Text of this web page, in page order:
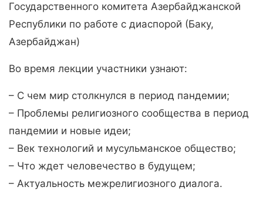
Государственного комитета Азербайджанской
Республики по работе с диаспорой (Баку,
Азербайджан)
Во время лекции участники узнают:
– С чем мир столкнулся в период пандемии;
– Проблемы религиозного сообщества в период
пандемии и новые идеи;
– Век технологий и мусульманское общество;
– Что ждет человечество в будущем;
– Актуальность межрелигиозного диалога.